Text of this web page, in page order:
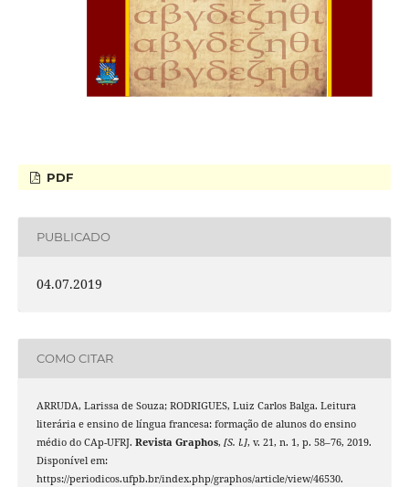
PDF
PUBLICADO
04.07.2019
COMO CITAR
ARRUDA, Larissa de Souza; RODRIGUES, Luiz Carlos Balga. Leitura
literária e ensino de língua francesa: formação de alunos do ensino
médio do CAp-UFRJ. Revista Graphos, [S. l.], v. 21, n. 1, p. 58–76, 2019.
Disponível em:
https://periodicos.ufpb.br/index.php/graphos/article/view/46530.